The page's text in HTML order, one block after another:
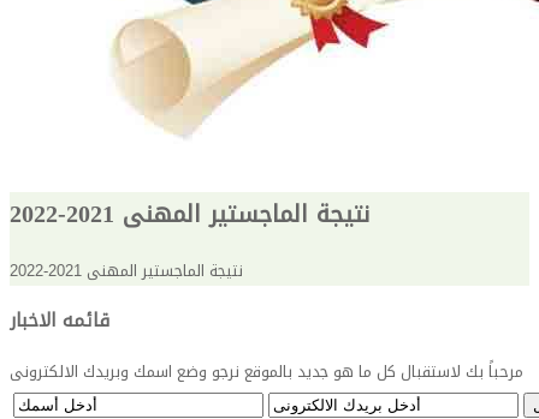
نتيجة الماجستير المهنى 2021-2022
نتيجة الماجستير المهنى 2021-2022
قائمه الاخبار
مرحباً بك لاستقبال كل ما هو جديد بالموقع نرجو وضع اسمك وبريدك الالكترونى